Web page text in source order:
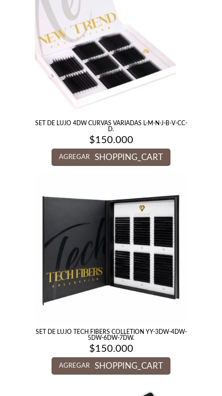
SET DE LUJO 4DW CURVAS VARIADAS L-M-N-J-B-V-CC-
D.
$150.000
AGREGAR SHOPPING_CART
SET DE LUJO TECH FIBERS COLLETION YY-3DW-4DW-
5DW-6DW-7DW.
$150.000
AGREGAR SHOPPING_CART